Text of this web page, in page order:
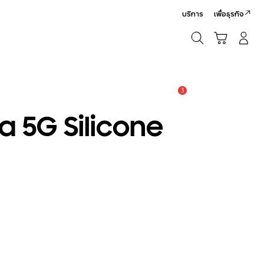
บริการ เพื่อธุรกิจ
3
5G Silicone